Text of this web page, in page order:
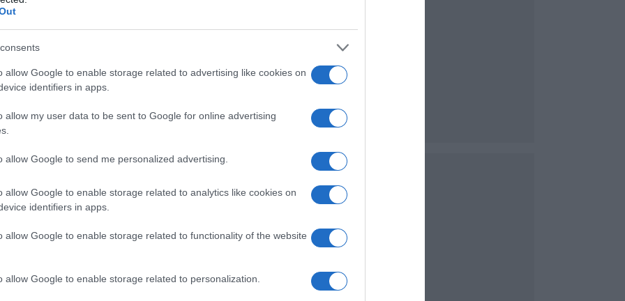
allow Google to enable storage related to advertising like cookies on
identifiers in apps.
allow my user data to be sent to Google for online advertising
allow Google to send me personalized advertising.
allow Google to enable storage related to analytics like cookies on
identifiers in apps.
allow Google to enable storage related to functionality of the website
allow Google to enable storage related to personalization.
ΔΙΑΦΗΜΙΣΗ